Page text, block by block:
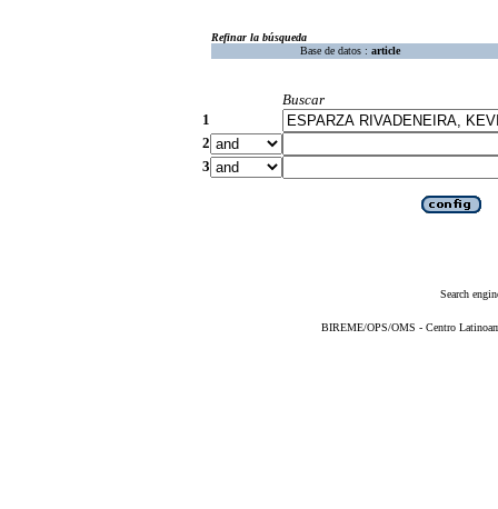
Refinar la búsqueda
Base de datos : article
Buscar
1
2
3
Search
BIREME/OPS/OMS - Centro